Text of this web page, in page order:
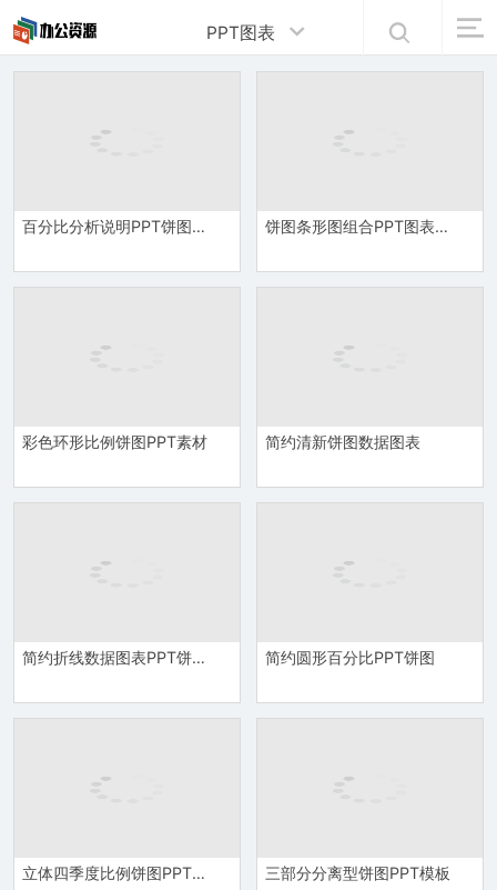
PPT图表
百分比分析说明PPT饼图模板 饼图条形图组合PPT图表素材
彩色环形比例饼图PPT素材 简约清新饼图数据图表
简约折线数据图表PPT饼图素材 简约圆形百分比PPT饼图
立体四季度比例饼图PPT模板 三部分分离型饼图PPT模板